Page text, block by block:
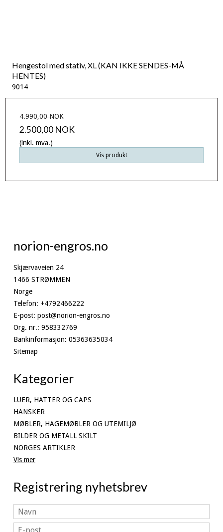
Hengestol med stativ, XL (KAN IKKE SENDES-MÅ
HENTES)
9014
4.990,00 NOK
2.500,00 NOK
(inkl. mva.)
Vis produkt
norion-engros.no
Skjærvaveien 24
1466 STRØMMEN
Norge
Telefon: +4792466222
E-post: post@norion-engros.no
Org. nr.: 958332769
Bankinformasjon: 05363635034
Sitemap
Kategorier
LUER, HATTER OG CAPS
HANSKER
MØBLER, HAGEMØBLER OG UTEMILJØ
BILDER OG METALL SKILT
NORGES ARTIKLER
Vis mer
Registrering nyhetsbrev